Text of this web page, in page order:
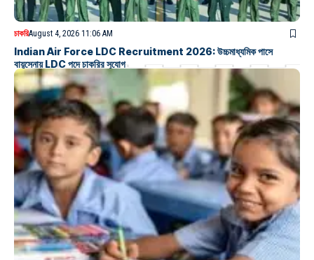
চাকরিAugust 4, 2026 11:06 AM
Indian Air Force LDC Recruitment 2026: উচ্চমাধ্যমিক পাসে
বায়ুসেনায় LDC পদে চাকরির সুযোগ